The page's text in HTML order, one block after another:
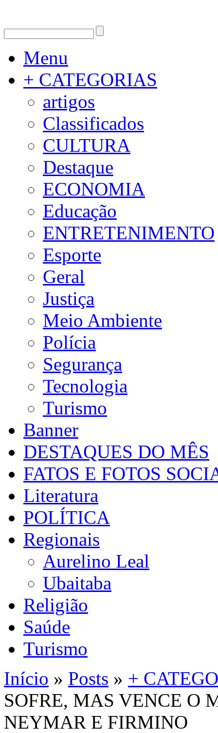
Menu
+ CATEGORIAS
artigos
Classificados
CULTURA
Destaque
ECONOMIA
Educação
ENTRETENIMENTO
Esporte
Geral
Justiça
Meio Ambiente
Polícia
Segurança
Tecnologia
Turismo
Banner
DESTAQUES DO MÊS
FATOS E FOTOS
Literatura
POLÍTICA
Regionais
Aurelino Leal
Ubaitaba
Religião
Saúde
Turismo
Início » Posts » +
SOFRE, MAS VENCE O
NEYMAR E FIRMINO